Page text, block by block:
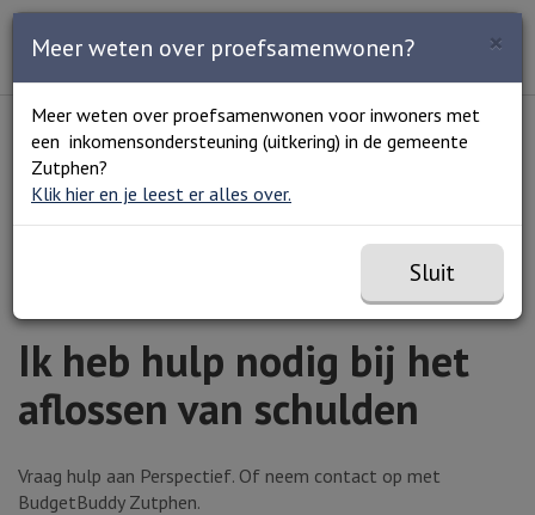
Open en sluit het
Menu
Lees voor
Uitleg woorden
Simpele tekst
Home Geld
aflossen van schulden
Ik heb hulp nodig bij het
aflossen van schulden
Vraag hulp aan Perspectief. Of neem contact op met
BudgetBuddy Zutphen.
×
Meer weten over proefsamenwonen?
Meer weten over proefsamenwonen voor inwoners met
een inkomensondersteuning (uitkering) in de gemeente
Zutphen?
Klik hier en je leest er alles over.
Sluit